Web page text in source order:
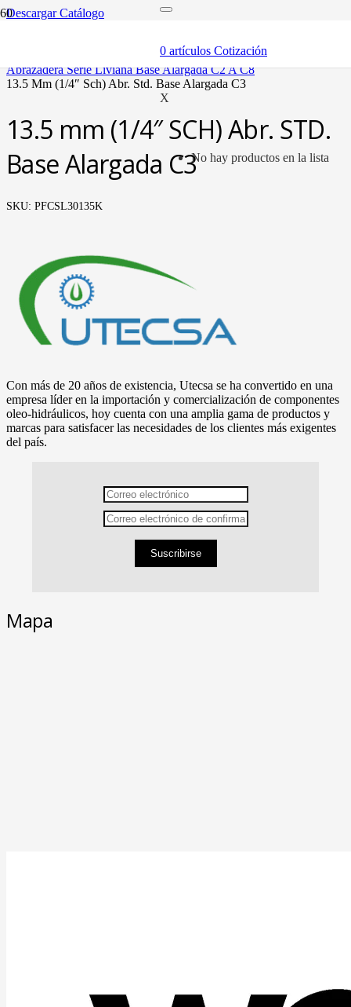
0 artículos Cotización
X
No hay productos en la lista
Descargar Catálogo
abrazaderas (soportes y bandas)
abrazadera serie liviana base alargada c2 a c8
13.5 mm (1/4″ sch) abr. std. base alargada c3
13.5 mm (1/4″ SCH) Abr. STD.
Base Alargada C3
SKU: PFCSL30135K
Con más de 20 años de existencia, Utecsa se ha convertido en una
empresa líder en la importación y comercialización de componentes
oleo-hidráulicos, hoy cuenta con una amplia gama de productos y
marcas para satisfacer las necesidades de los clientes más exigentes
del país.
Suscribirse
Mapa